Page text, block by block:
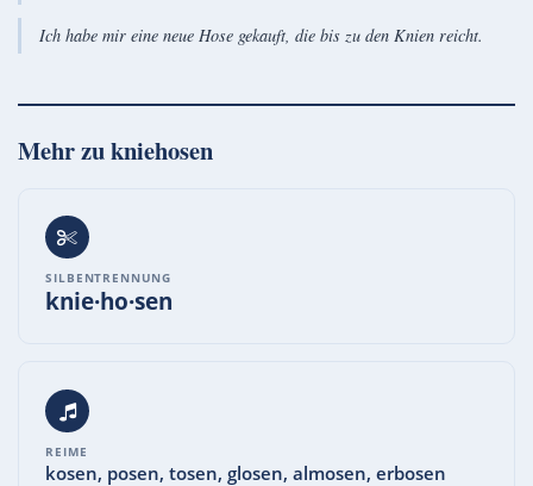
Ich habe mir eine neue Hose gekauft, die bis zu den Knien reicht.
Mehr zukniehosen
SILBENTRENNUNG
knie·ho·sen
REIME
kosen, posen, tosen, glosen, almosen, erbosen